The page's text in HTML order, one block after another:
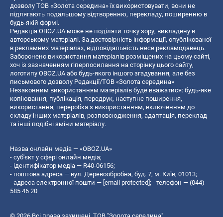
дозволу ТОВ «Золота середина» їх використовувати, вони не
підлягають подальшому відтворенню, перекладу, поширенню в
будь-якій формі.
Редакція OBOZ.UA може не поділяти точку зору, викладену в
авторському матеріалі. За достовірність інформації, опублікованої
в рекламних матеріалах, відповідальність несе рекламодавець.
Заборонено використання матеріалів розміщених на цьому сайті,
хоч із зазначенням гіперпосилання на сторінку цього сайту,
логотипу OBOZ.UA або будь-якого іншого згадування, але без
письмового дозволу Редакції/ТОВ «Золота середина»
Незаконним використанням матеріалів буде вважатися: будь-яке
копiювання, публiкацiя, передрук, наступне поширення,
використання, переробка з використанням, включенням до
складу інших матеріалів, розповсюдження, адаптація, переклад
та інші подібні зміни матеріалу.
Назва онлайн медіа — «OBOZ.UA»
- суб'єкт у сфері онлайн медіа;
- ідентифікатор медіа — R40-06156;
- поштова адреса — вул. Деревообробна, буд. 7, м. Київ, 01013;
- адреса електронної пошти — [email protected]; - телефон — (044)
585 46 20